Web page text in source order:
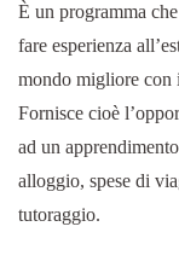
È un programma
fare esperienza
mondo migliore con
Fornisce cioè
ad un
alloggio, spese di
tutoraggio.